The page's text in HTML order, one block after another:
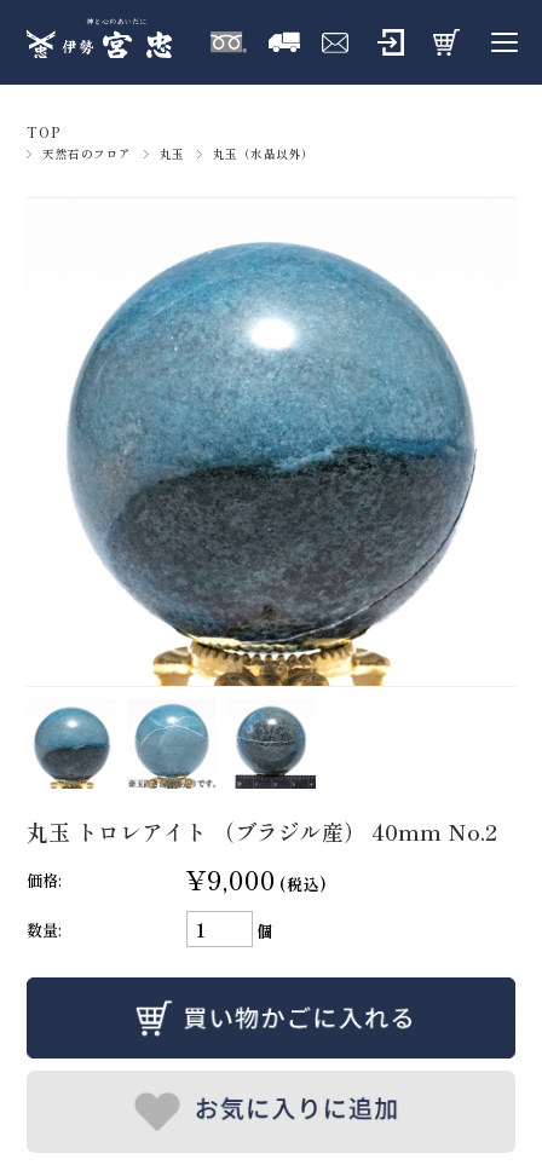
TOP
天然石のフロア 丸玉 丸玉（水晶以外）
丸玉 トロレアイト （ブラジル産） 40mm No.2
価格: ¥9,000 (税込)
数量:
個